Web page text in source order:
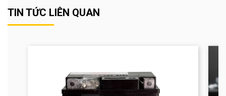
TIN TỨC LIÊN QUAN